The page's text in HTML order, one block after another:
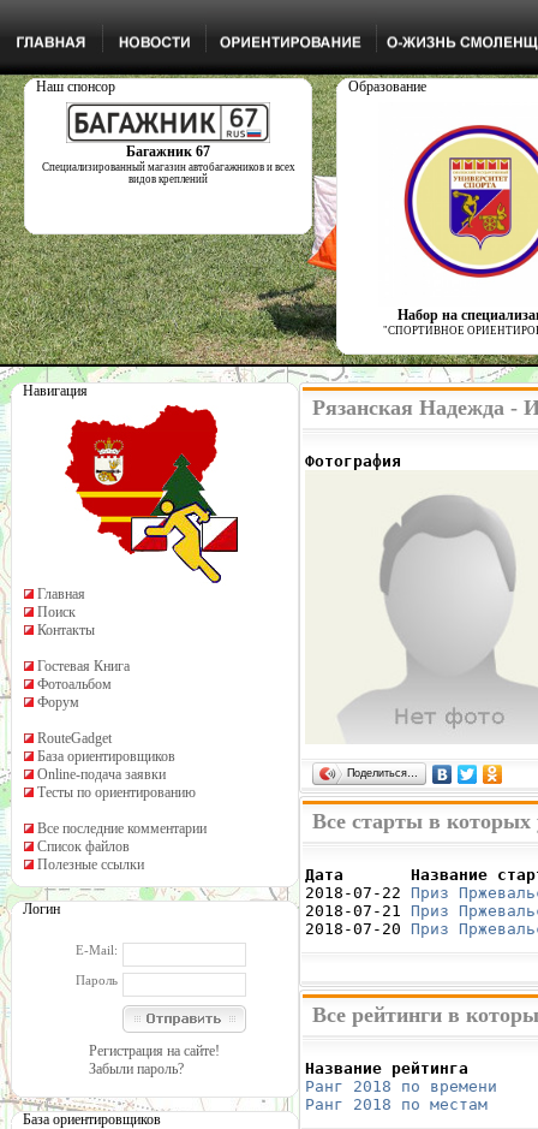
Наш спонсор
Багажник 67
Специализированный магазин автобагажников и всех
видов креплений
Образование
Набор на
"СПОРТИВНОЕ
Навигация
Главная
Поиск
Контакты
Гостевая Книга
Фотоальбом
Форум
RouteGadget
База ориентировщиков
Online-подача заявки
Тесты по ориентированию
Все последние комментарии
Список файлов
Полезные ссылки
Логин
E-Mail:
Пароль
Регистрация на сайте!
Забыли пароль?
База ориентировщиков
Рязанская Надежда -
Фотография
Поделиться…
Все старты в которых
Дата       Название
2018-07-22 Приз
2018-07-21 Приз
2018-07-20 Приз
Все рейтинги в
Название рейтинга
Ранг 2018 по времени
Ранг 2018 по местам